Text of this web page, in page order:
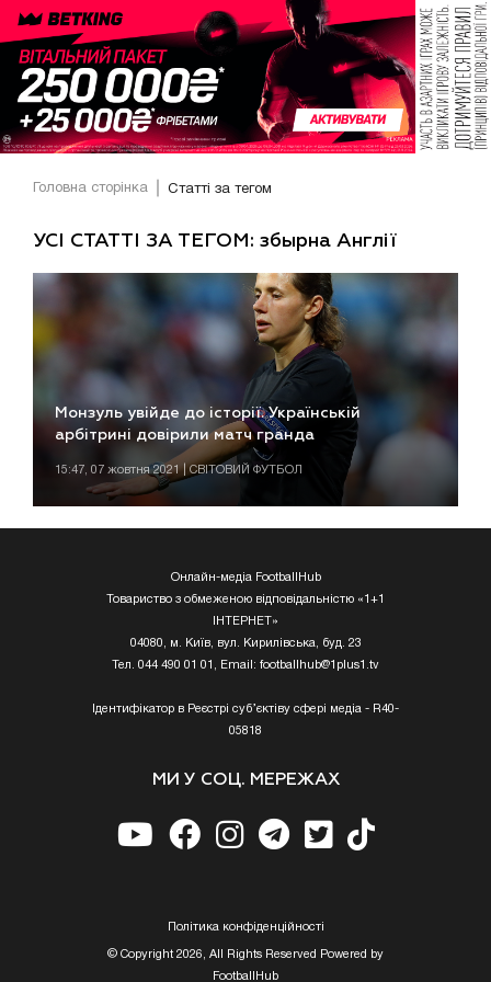
Головна сторінка Статті за тегом
УСІ СТАТТІ ЗА ТЕГОМ: збырна Англії
Монзуль увійде до історії. Українській
арбітрині довірили матч гранда
15:47, 07 жовтня 2021 | СВІТОВИЙ ФУТБОЛ
Онлайн-медіа FootballHub
Товариство з обмеженою відповідальністю «1+1
ІНТЕРНЕТ»
04080, м. Київ, вул. Кирилівська, буд. 23
Тел. 044 490 01 01, Email: footballhub@1plus1.tv
Ідентифікатор в Реєстрі суб’єктіву сфері медіа - R40-
05818
МИ У СОЦ. МЕРЕЖАХ
Полiтика конфiденцiйностi
© Copyright 2026, All Rights Reserved Powered by
FootballHub